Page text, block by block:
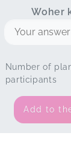
Woher
Number of
participants
Add to